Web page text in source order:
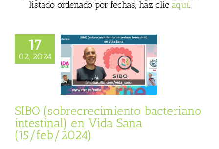
listado ordenado por fechas, haz clic aquí.
17
02, 2024
intestinal) en
SIBO (sobrecrecimiento bacteriano
intestinal) en Vida Sana
(15/feb/2024)